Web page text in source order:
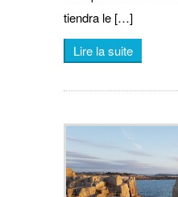
tiendra le […]
Lire la suite